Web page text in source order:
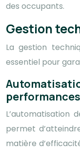
des occupants.
Gestion
La gestion
essentiel pour
L’automatisation
permet
matière